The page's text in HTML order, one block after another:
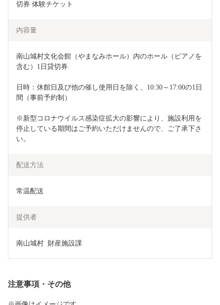
切券 体験チケット
内容量
南山城村文化会館（やまなみホール）内のホール（ピアノを
含む）1日貸切券
日時：休館日及び他の催し使用日を除く、10:30～17:00の1日
間（事前予約制）
※新型コロナウイルス感染症拡大の影響により、施設利用を
停止している期間はご予約いただけませんので、ご了承下さ
い。
配送方法
常温配送
提供者
南山城村  財産施設課
注意事項・その他